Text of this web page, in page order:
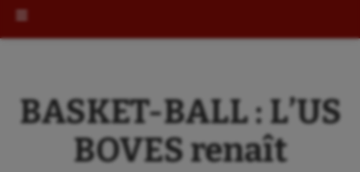
BASKET-BALL : L’US
BOVES renaît